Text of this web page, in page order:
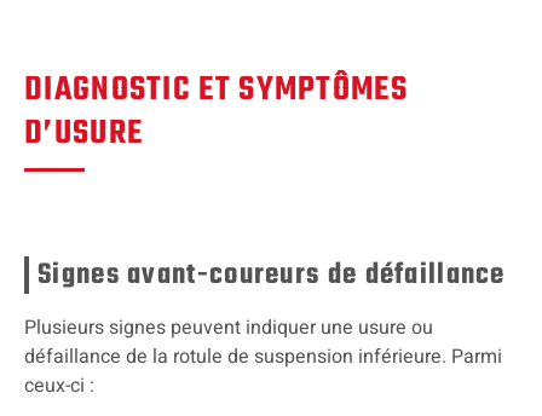
DIAGNOSTIC ET SYMPTÔMES
D’USURE
Signes avant-coureurs de défaillance
Plusieurs signes peuvent indiquer une usure ou
défaillance de la rotule de suspension inférieure. Parmi
ceux-ci :